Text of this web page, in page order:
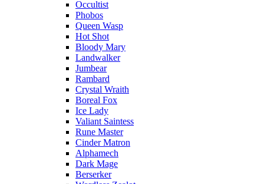
Occultist
Phobos
Queen Wasp
Hot Shot
Bloody Mary
Landwalker
Jumbear
Rambard
Crystal Wraith
Boreal Fox
Ice Lady
Valiant Saintess
Rune Master
Cinder Matron
Alphamech
Dark Mage
Berserker